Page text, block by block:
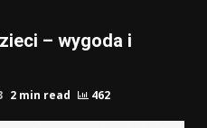
– wygoda i
2 min read 462